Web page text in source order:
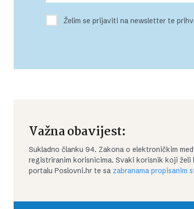
Želim se prijaviti na newsletter te
Važna obavijest:
Sukladno članku 94. Zakona o elektroničkim
registriranim korisnicima. Svaki korisnik koji
portalu Poslovni.hr te sa zabranama propisanim